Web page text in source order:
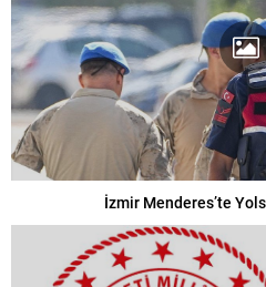
İzmir Menderes’te